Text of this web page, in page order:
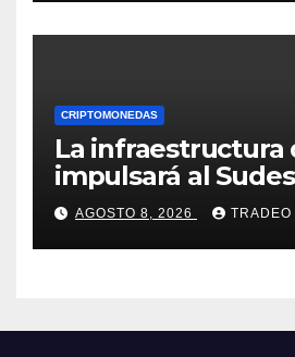
CRIPTOMONEDAS
La infraestructura
impulsará al
destaca United
Bank
AGOSTO 8, 2026 TRADEO